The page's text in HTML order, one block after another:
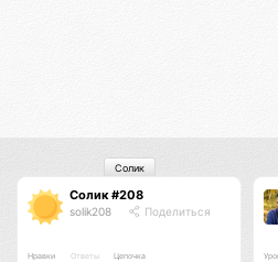
Солик #208
solik208 Поделиться
Нравки Ответы Цепочка
Солик